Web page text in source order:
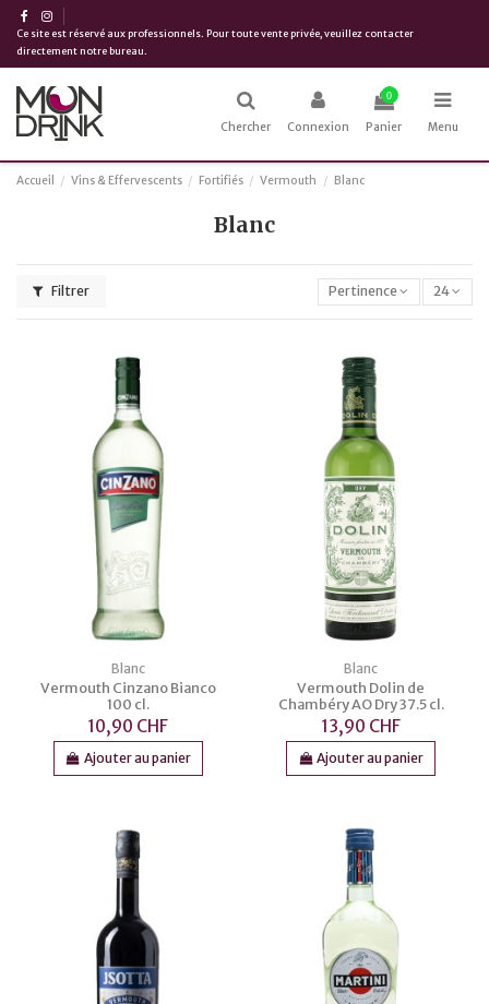
Ce site est réservé aux professionnels. Pour toute vente privée, veuillez contacter
directement notre bureau.
Chercher Connexion
0
Panier Menu
Accueil Vins & Effervescents Fortifiés Vermouth Blanc
Blanc
Filtrer Pertinence 24
Blanc
Vermouth Cinzano Bianco
100 cl.
10,90 CHF
Ajouter au panier
Blanc
Vermouth Dolin de
Chambéry AO Dry 37.5 cl.
13,90 CHF
Ajouter au panier